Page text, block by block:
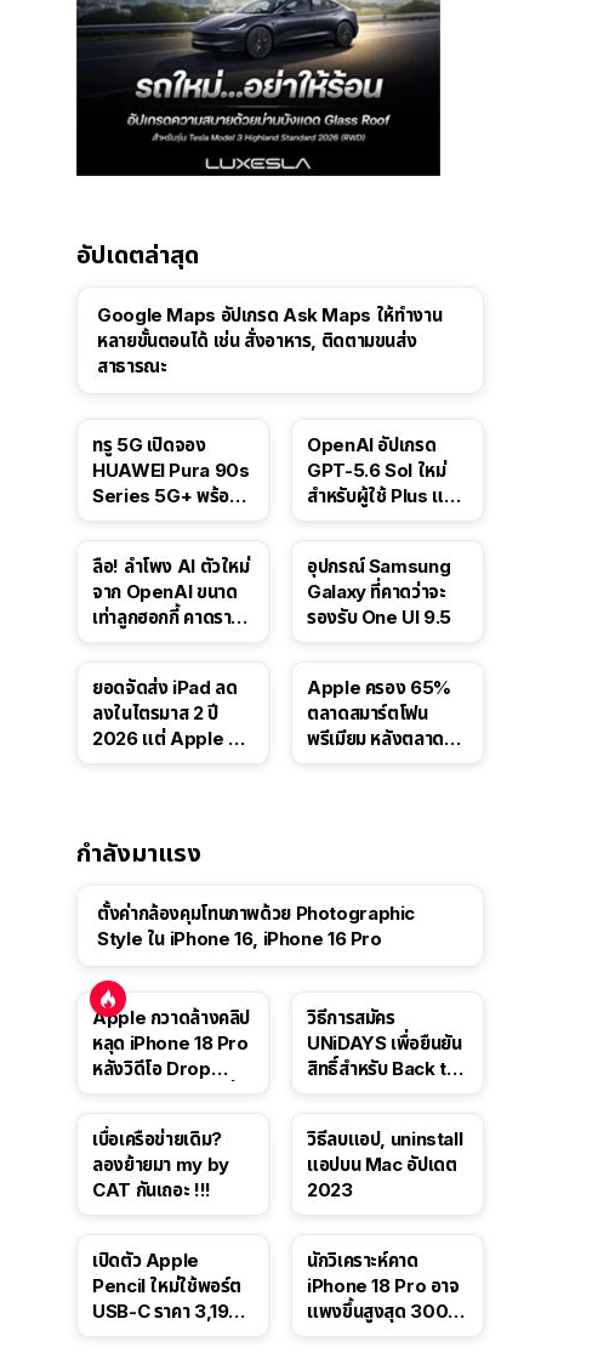
อัปเดตล่าสุด
Google Maps อัปเกรด Ask Maps ให้ทำงาน
หลายขั้นตอนได้ เช่น สั่งอาหาร, ติดตามขนส่ง
สาธารณะ
ทรู 5G เปิดจอง
HUAWEI Pura 90s
Series 5G+ พร้อม
OpenAI อัปเกรด
GPT-5.6 Sol ใหม่
สำหรับผู้ใช้ Plus และ
ลือ! ลำโพง AI ตัวใหม่
จาก OpenAI ขนาด
เท่าลูกฮอกกี้ คาดราคา
อุปกรณ์ Samsung
Galaxy ที่คาดว่าจะ
รองรับ One UI 9.5
ยอดจัดส่ง iPad ลด
ลงในไตรมาส 2 ปี
2026 แต่ Apple ยัง
Apple ครอง 65%
ตลาดสมาร์ตโฟน
พรีเมียม หลังตลาดทำ
กำลังมาแรง
ตั้งค่ากล้องคุมโทนภาพด้วย Photographic
Style ใน iPhone 16, iPhone 16 Pro
Apple กวาดล้างคลิป
หลุด iPhone 18 Pro
หลังวิดีโอ Drop
วิธีการสมัคร
UNiDAYS เพื่อยืนยัน
สิทธิ์สำหรับ Back to
เบื่อเครือข่ายเดิม?
ลองย้ายมา my by
CAT กันเถอะ !!!
วิธีลบแอป, uninstall
แอปบน Mac อัปเดต
2023
เปิดตัว Apple
Pencil ใหม่ใช้พอร์ต
USB-C ราคา 3,190
นักวิเคราะห์คาด
iPhone 18 Pro อาจ
แพงขึ้นสูงสุด 300